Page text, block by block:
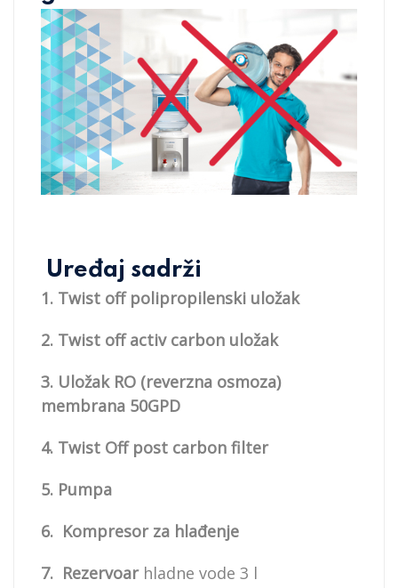
Uređaj sadrži
1. Twist off polipropilenski uložak
2. Twist off activ carbon uložak
3. Uložak RO (reverzna osmoza)
membrana 50GPD
4. Twist Off post carbon filter
5. Pumpa
6. Kompresor za hlađenje
7. Rezervoarhladne vode 3 l